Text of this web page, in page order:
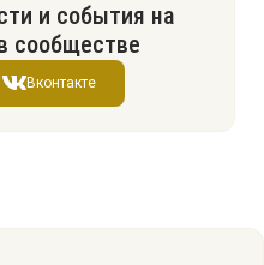
и события на
сообществе
Вконтакте